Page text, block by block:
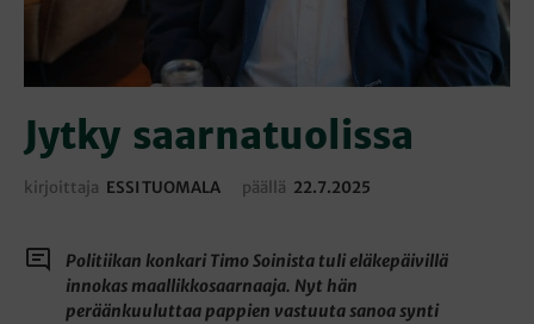
Jytky saarnatuolissa
kirjoittaja ESSI TUOMALA päällä 22.7.2025
Politiikan konkari Timo Soinista tuli eläkepäivillä
innokas maallikkosaarnaaja. Nyt hän
peräänkuuluttaa pappien vastuuta sanoa synti